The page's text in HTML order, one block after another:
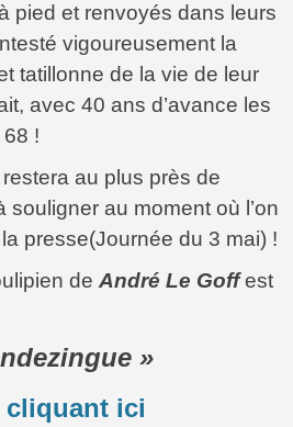
pied et renvoyés dans leurs
vigoureusement la
tatillonne de la vie de leur
avec 40 ans d’avance les
!
au plus près de
souligner au moment où l’on
presse(Journée du 3 mai) !
de André Le Goffest
»
cliquant ici